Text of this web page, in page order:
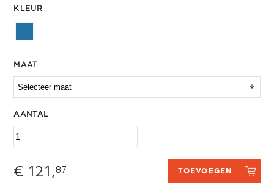
KLEUR
MAAT
AANTAL
€ 121,87 TOEVOEGEN